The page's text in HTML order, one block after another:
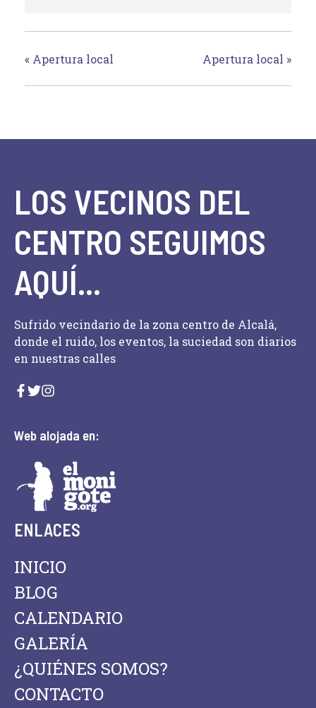
« Apertura local Apertura local »
LOS VECINOS DEL
CENTRO SEGUIMOS
AQUÍ...
Sufrido vecindario de la zona centro de Alcalá,
donde el ruido, los eventos, la suciedad son diarios
en nuestras calles
Web alojada en:
ENLACES
INICIO
BLOG
CALENDARIO
GALERÍA
¿QUIÉNES SOMOS?
CONTACTO